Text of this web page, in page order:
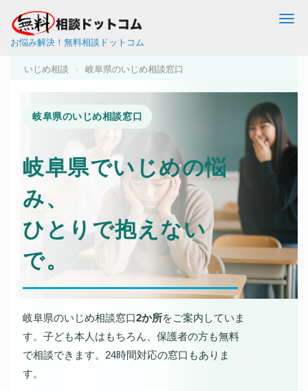
お悩み解決！無料相談ドットコム
いじめ相談 › 岐阜県のいじめ相談窓口
岐阜県のいじめ相談窓口
岐阜県でいじめの悩
み、
ひとりで抱えない
で。
岐阜県のいじめ相談窓口2か所をご案内していま
す。子ども本人はもちろん、保護者の方も無料
で相談できます。24時間対応の窓口もありま
す。